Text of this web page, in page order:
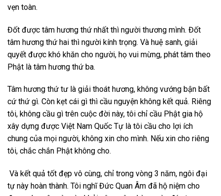
vẹn toàn.
Đốt được tâm hương thứ nhất thì người thương mình. Đốt
tâm hương thứ hai thì người kính trọng. Và huệ sanh, giải
quyết được khó khăn cho người, họ vui mừng, phát tâm theo
Phật là tâm hương thứ ba.
Tâm hương thứ tư là giải thoát hương, không vướng bận bất
cứ thứ gì. Còn kẹt cái gì thì cầu nguyện không kết quả. Riêng
tôi, không cầu gì trên cuộc đời này, tôi chỉ cầu Phật gia hộ
xây dựng được Việt Nam Quốc Tự là tôi cầu cho lợi ích
chung của mọi người, không xin cho mình. Nếu xin cho riêng
tôi, chắc chắn Phật không cho.
Và kết quả tốt đẹp vô cùng, chỉ trong vòng 3 năm, ngôi đại
tự này hoàn thành. Tôi nghĩ Đức Quan Âm đã hộ niệm cho